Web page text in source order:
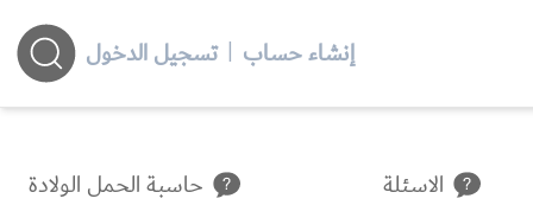
إنشاء حساب | تسجيل الدخول
الاسئلة حاسبة الحمل الولادة